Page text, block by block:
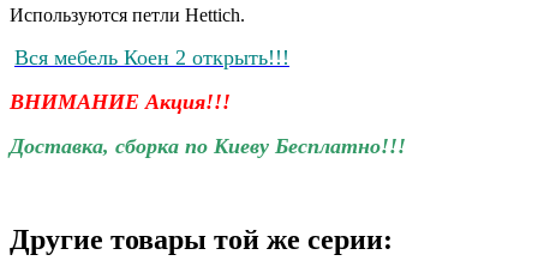
Используются петли Hettich.
Вся мебель Коен 2 открыть!!!
ВНИМАНИЕ Акция!!!
Доставка, сборка по Киеву Бесплатно!!!
Другие товары той же серии: